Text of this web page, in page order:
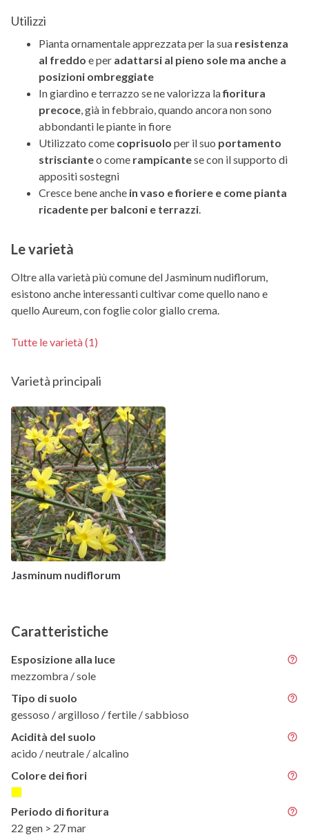
Utilizzi
Pianta ornamentale apprezzata per la sua resistenza
al freddo e per adattarsi al pieno sole ma anche a
posizioni ombreggiate
In giardino e terrazzo se ne valorizza lafioritura
precoce, già in febbraio, quando ancora non sono
abbondanti le piante in fiore
Utilizzato come coprisuolo per il suo portamento
striscianteo come rampicantese con il supporto di
appositi sostegni
Cresce bene anche in vaso e fioriere e come pianta
ricadente per balconi e terrazzi.
Le varietà
Oltre alla varietà più comune del Jasminum nudiflorum,
esistono anche interessanti cultivar come quello nano e
quello Aureum, con foglie color giallo crema.
Tutte le varietà (1)
Varietà principali
Jasminum nudiflorum
Caratteristiche
Esposizione alla luce
mezzombra / sole
Tipo di suolo
gessoso / argilloso / fertile / sabbioso
Acidità del suolo
acido / neutrale / alcalino
Colore dei fiori
Periodo di fioritura
22 gen > 27 mar